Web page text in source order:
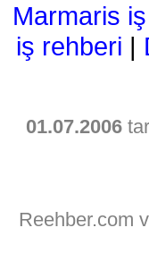
Marmaris
iş rehberi |
01.07.2006
Reehber.com